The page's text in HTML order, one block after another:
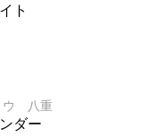
ト
ウ 八重
ダー